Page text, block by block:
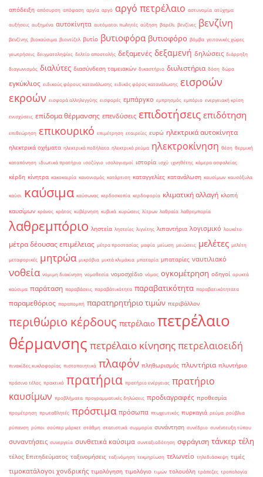
απόδειξη απόσυρση απόφαση αργία αργό αργό πετρέλαιο αστυνομία ατύχημα
αυξήσεις αυξημένα αυτοκίνητα αυτόματοι πωλητές αύξηση βαρέλι βενζίνες βενζίνη
βενζίνης βιοκαύσιμα βιοντίζελ βυτίο βυτιοφόρα βυτιοφόρο βόμβα γειτονικές χώρες
γεωτρήσεις δειγματοληψίες δελτίο αποστολής δεξαμενές δεξαμενή δηλώσεις διάρρηξη
διαγωνισμός διαλύτες διασύνδεση ταμειακών δικαστήριο διυλιστήρια δόση δώρα
εγκύκλιος ειδικούς φόρους κατανάλωσης ειδικός φόρος κατανάλωσης εισροών
εκροών εισφορά αλληλεγγύης εισφορές εμπάργκο εμπρησμός εμπόριο ενεργειακή κρίση
ενισχύσεις επίδομα θέρμανσης επενδύσεις επιδοτήσεις επιδότηση
επιθεώρηση επικουρικό επιμέτρηση εταιρείες ευρώ ηλεκτρικά αυτοκίνητα
ηλεκτρικά οχήματα ηλεκτρικά ποδήλατα ηλεκτρικό ρεύμα ηλεκτροκίνηση θέση θερμική
καταπόνηση ιδιωτικά πρατήρια ισοζύγιο ισολογισμοί ιστορία ισχύ ιχνηθέτης κάμερα ασφαλείας
κέρδη κίνητρα κακοκαιρία κανονισμός κατάρτιση καταγγελίες κατανάλωση καυσίμων καυσόξυλα
καύσι καύσιμα καύσωνας κερδοσκοπία κερδοφορία κλιματική αλλαγή κλοπή
καυσίμων κράνος κράτος κυβέρνηση κυβικά κυρώσεις λίτρων λαθραία λαθρεμπορία
λαθρεμπόριο ληστεία ληστείες λιγνίτης λιπαντήρια λογισμικό λουκέτο
μέτρα δέουσας επιμέλειας μέτρα προστασίας μαφία μείωση μειώσεις μελέτες μελέτη
μεταφορικές μητρώα μικρόβια μικτά κλιμάκια μπαταρία μπαταρίες ναυτιλιακό
νοθεία νομιμη διακίνηση νομοθεσία νομοσχέδιο νόμος ογκομέτρηση οδηγοί ορυκτά
καύσιμα παράταση παραβάσεις παραβάτικότητα παραβατικότητα παραβατικότητατα
παραμεθόριος παραπομπή παρατηρητήριο τιμών περιβάλλον
περιθώριο κέρδους πετρέλαιο πετρέλαιο
θέρμανσης πετρέλαιο κίνησηςπετρελαιοειδή
πινακίδες κυκλοφορίας πιστοποιητικά πλαφόν πληθωρισμός πλυντήρια πλυντήριο
πράσινο τέλος πρακτικό πρατήρια πρατήριο ενέργειας πρατήριο
καυσίμων προβλήματα προγραμματικές δηλώσεις προδιαγραφές προθεσμία
προμέτρηση πρωταθλητές πρόστιμα πρόσωπα πτωχευτικός πυρκαγιά ρεύμα ρούβλια
ρύπανση ρύποι σούπερ μάρκετ στάθμη στατιστικά συμμορία συνάντηση συνέδριο συνέντευξη τύπου
συναντήσεις συνεργεία συνθετικά καύσιμα συνταξιοδότηση σφράγιση τάνκερ τέλη
τέλος Επιτηδεύματος ταξινομήσεις ταξινόμηση τεκμηρίωση τελωνείο τηλεδιάσκεψη τιμές
τιμοκατάλογοι χονδρικής τιμολόγηση τιμολόγιο τιμών τολουόλη τράπεζες τροπολογία